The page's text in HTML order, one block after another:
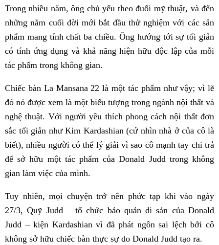
Trong nhiều năm, ông chủ yếu theo đuổi mỹ thuật, và đến
những năm cuối đời mới bắt đầu thử nghiệm với các sản
phẩm mang tính chất ba chiều. Ông hướng tới sự tối giản
có tính ứng dụng và khả năng hiện hữu độc lập của mỗi
tác phẩm trong không gian.
Chiếc bàn La Mansana 22 là một tác phẩm như vậy; vì lẽ
đó nó được xem là một biểu tượng trong ngành nội thất và
nghệ thuật. Với người yêu thích phong cách nội thất đơn
sắc tối giản như Kim Kardashian (cứ nhìn nhà ở của cô là
biết), nhiều người có thể lý giải vì sao cô mạnh tay chi trả
để sở hữu một tác phẩm của Donald Judd trong không
gian làm việc của mình.
Tuy nhiên, mọi chuyện trở nên phức tạp khi vào ngày
27/3, Quỹ Judd – tổ chức bảo quản di sản của Donald
Judd – kiện Kardashian vì đã phát ngôn sai lệch bởi cô
không sở hữu chiếc bàn thực sự do Donald Judd tạo ra.